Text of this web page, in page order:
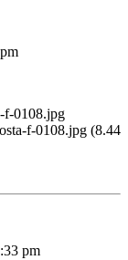
f-0108.jpg (8.44
pm